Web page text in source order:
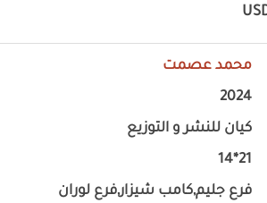
محمد عصمت
2024
كيان للنشر و التوزيع
21*14
فرع جليم,كامب شيزار,فرع لوران